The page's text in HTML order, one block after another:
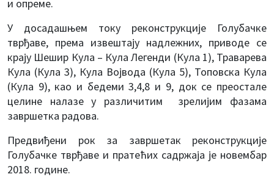
и опреме.
У досадашњем току реконструкције Голубачке
тврђаве, према извештају надлежних, приводе се
крају Шешир Кула – Кула Легенди (Кула 1), Траварева
Кула (Кула 3), Кула Војвода (Кула 5), Топовска Кула
(Кула 9), као и бедеми 3,4,8 и 9, док се преостале
целине налазе у различитим зрелијим фазама
завршетка радова.
Предвиђени рок за завршетак реконструкције
Голубачке тврђаве и пратећих садржаја је новембар
2018. године.